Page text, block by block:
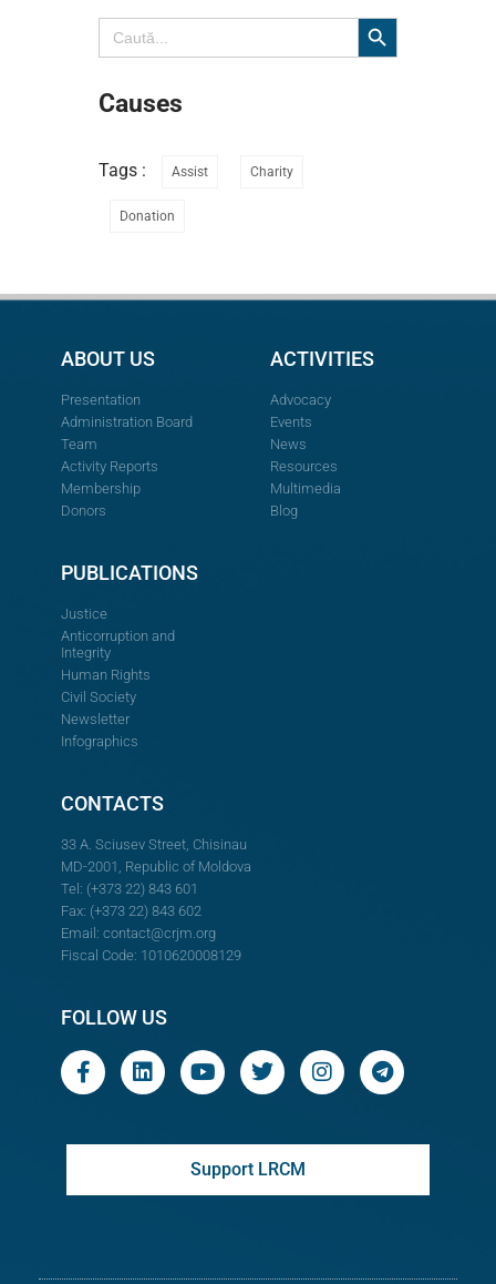
Search
for:
Search Button
Causes
Tags : Assist Charity
Donation
ABOUT US
Presentation
Administration Board
Team
Activity Reports
Membership
Donors
ACTIVITIES
Advocacy
Events
News
Resources
Multimedia
Blog
PUBLICATIONS
Justice
Anticorruption and
Integrity
Human Rights
Civil Society
Newsletter
Infographics
CONTACTS
33 A. Sciusev Street, Chisinau
MD-2001, Republic of Moldova
Tel: (+373 22) 843 601
Fax: (+373 22) 843 602
Email: contact@crjm.org
Fiscal Code: 1010620008129
FOLLOW US
Support LRCM